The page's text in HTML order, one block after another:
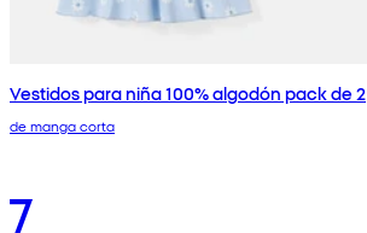
Vestidos para niña 100% algodón pack de 2
de manga corta
7